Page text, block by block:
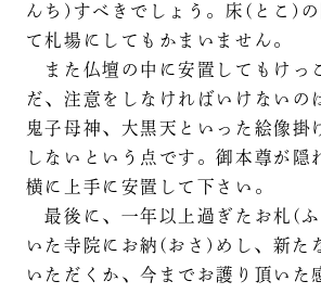
んち)すべきでしょう。床(とこ)
て札場にしてもかまいません。
また仏壇の中に安置してもけっ
だ、注意をしなければいけないの
鬼子母神、大黒天といった絵像掛
しないという点です。御本尊が隠
横に上手に安置して下さい。
最後に、一年以上過ぎたお札(
いた寺院にお納(おさ)めし、新た
いただくか、今までお護り頂いた